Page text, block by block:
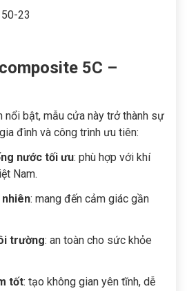
5C –
nổi bật, mẫu cửa này trở thành sự
đình và công trình ưu tiên:
nước tối ưu: phù hợp với khí
Nam.
: mang đến cảm giác gần
trường: an toàn cho sức khỏe
tốt: tạo không gian yên tĩnh, dễ